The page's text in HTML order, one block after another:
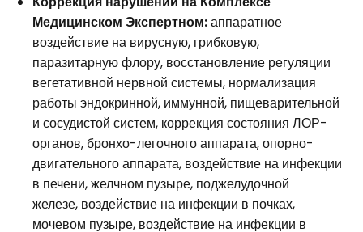
Медицинском Экспертном:аппаратное
воздействие на вирусную, грибковую,
паразитарную флору, восстановление регуляции
вегетативной нервной системы, нормализация
работы эндокринной, иммунной, пищеварительной
и сосудистой систем, коррекция состояния ЛОР-
органов, бронхо-легочного аппарата, опорно-
двигательного аппарата, воздействие на инфекции
в печени, желчном пузыре, поджелудочной
железе, воздействие на инфекции в почках,
мочевом пузыре, воздействие на инфекции в